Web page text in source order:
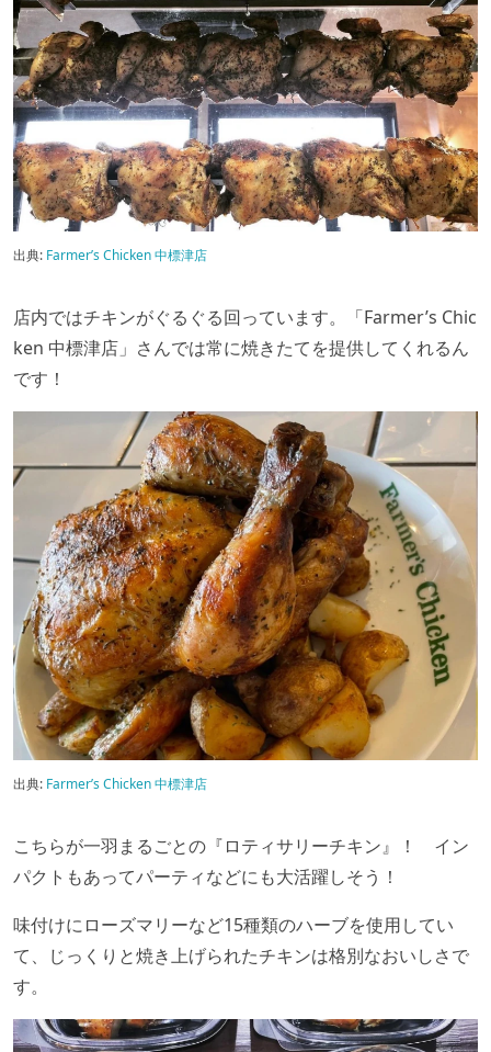
出典: Farmer’s Chicken 中標津店
店内ではチキンがぐるぐる回っています。「Farmer’s Chic
ken 中標津店」 さんでは常に焼きたてを提供してくれるん
です！
出典: Farmer’s Chicken 中標津店
こちらが一羽まるごとの『ロティサリーチキン』！ イン
パクトもあってパーティなどにも大活躍しそう！
味付けにローズマリーなど15種類のハーブを使用してい
て、じっくりと焼き上げられたチキンは格別なおいしさで
す。